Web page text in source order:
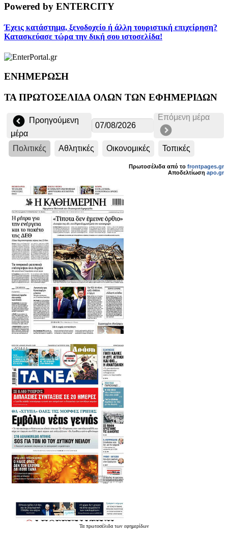
Powered by ENTERCITY
Έχεις κατάστημα, ξενοδοχείο ή άλλη τουριστική επιχείρηση?
Κατασκεύασε τώρα την δική σου ιστοσελίδα!
ΕΝΗΜΕΡΩΣΗ
ΤΑ ΠΡΩΤΟΣΕΛΙΔΑ ΟΛΩΝ ΤΩΝ ΕΦΗΜΕΡΙΔΩΝ
Τα πρωτοσέλιδατων εφημερίδων